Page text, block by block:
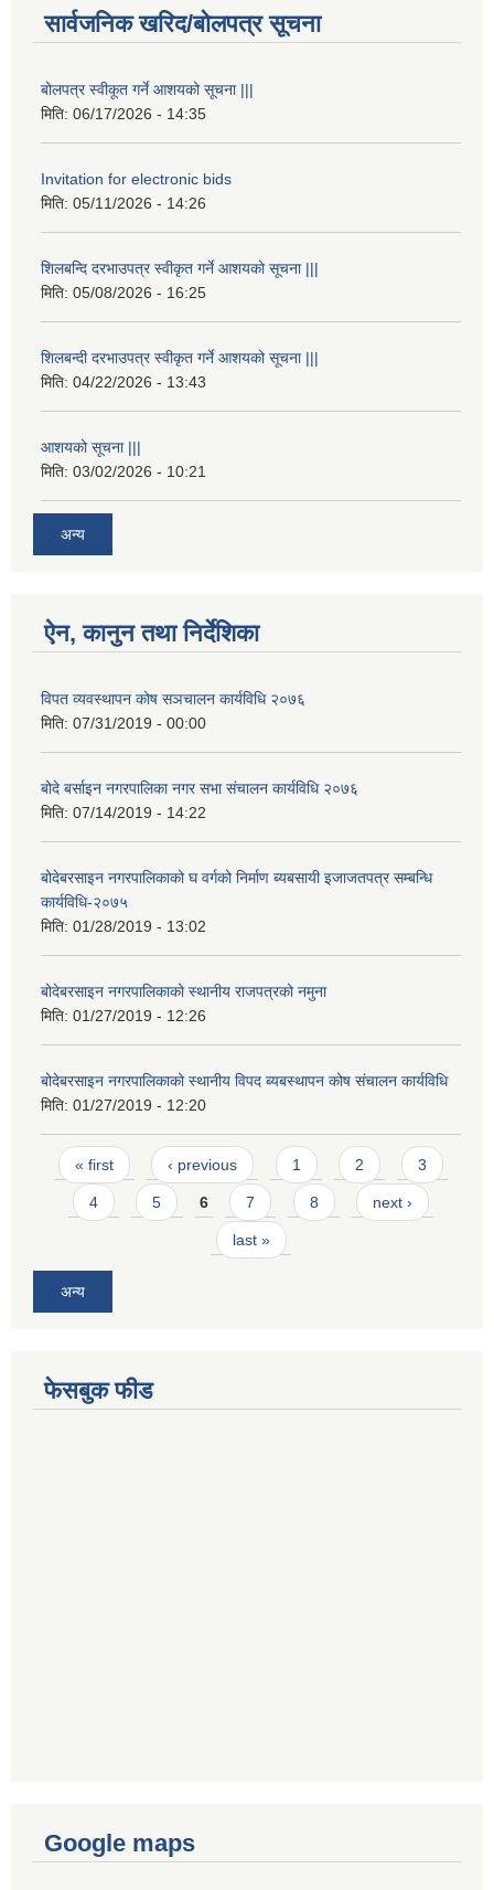
सार्वजनिक खरिद/बोलपत्र सूचना
बोलपत्र स्वीकूत गर्ने आशयको सूचना |||
मिति: 06/17/2026 - 14:35
Invitation for electronic bids
मिति: 05/11/2026 - 14:26
शिलबन्दि दरभाउपत्र स्वीकृत गर्ने आशयको सूचना |||
मिति: 05/08/2026 - 16:25
शिलबन्दी दरभाउपत्र स्वीकृत गर्ने आशयको सूचना |||
मिति: 04/22/2026 - 13:43
आशयको सूचना |||
मिति: 03/02/2026 - 10:21
अन्य
ऐन, कानुन तथा निर्देशिका
विपत व्यवस्थापन कोष सञचालन कार्यविधि २०७६
मिति: 07/31/2019 - 00:00
बोदे बर्साइन नगरपालिका नगर सभा संचालन कार्यविधि २०७६
मिति: 07/14/2019 - 14:22
बोदेबरसाइन नगरपालिकाको घ वर्गको निर्माण ब्यबसायी इजाजतपत्र सम्बन्धि
कार्यविधि-२०७५
मिति: 01/28/2019 - 13:02
बोदेबरसाइन नगरपालिकाको स्थानीय राजपत्रको नमुना
मिति: 01/27/2019 - 12:26
बोदेबरसाइन नगरपालिकाको स्थानीय विपद ब्यबस्थापन कोष संचालन कार्यविधि
मिति: 01/27/2019 - 12:20
Pages
« first ‹ previous 1 2 3
4 5 6 7 8 next ›
last »
अन्य
फेसबुक फीड
Google maps